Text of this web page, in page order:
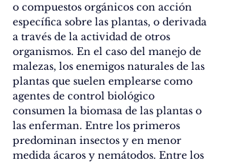
o compuestos orgánicos con acción
específica sobre las plantas, o derivada
a través de la actividad de otros
organismos. En el caso del manejo de
malezas, los enemigos naturales de las
plantas que suelen emplearse como
agentes de control biológico
consumen la biomasa de las plantas o
las enferman. Entre los primeros
predominan insectos y en menor
medida ácaros y nemátodos. Entre los